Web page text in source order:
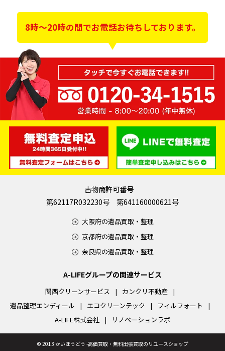
8時～20時の間でお電話お待ちしております。
古物商許可番号
第62117R032230号 第641160000621号
大阪府の遺品買取・整理
京都府の遺品買取・整理
奈良県の遺品買取・整理
A-LIFEグループの関連サービス
関西クリーンサービス
カンクリ不動産
遺品整理エンディール
エコクリーンテック
フィルフォート
A-LIFE株式会社
リノベーションラボ
© 2013 かいほうどう -高価買取・無料出張買取のリユースショップ